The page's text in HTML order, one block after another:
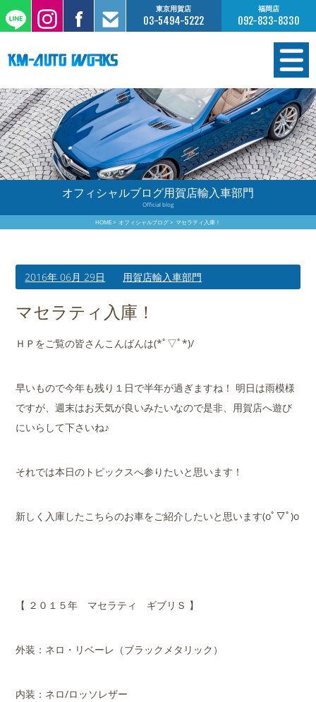
東京用賀店
03-5494-5222
福岡店
092-833-8330
在庫情報
オーダー販売
工場サービス
保証について
買取査定のご案内
店舗案内
会社概要
オフィシャルブログ用賀店輸入車部門
Official blog
HOME オフィシャルブログ マセラティ入庫！
2016年 06月 29日 用賀店輸入車部門
マセラティ入庫！
ＨＰをご覧の皆さんこんばんは(*ﾟ▽ﾟ*)/
早いもので今年も残り１日で半年が過ぎますね！ 明日は雨模様
ですが、週末はお天気が良いみたいなので是非、用賀店へ遊び
にいらして下さいね♪
それでは本日のトピックスへ参りたいと思います！
新しく入庫したこちらのお車をご紹介したいと思います(oﾟ▽ﾟ)o
【 ２０１５年 マセラティ ギブリＳ 】
外装：ネロ・リベーレ（ブラックメタリック）
内装：ネロ/ロッソレザー